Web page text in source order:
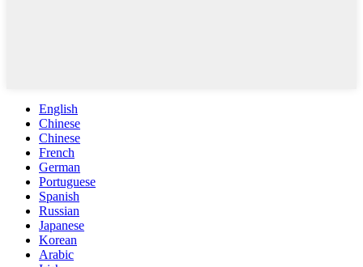
English
Chinese
Chinese
French
German
Portuguese
Spanish
Russian
Japanese
Korean
Arabic